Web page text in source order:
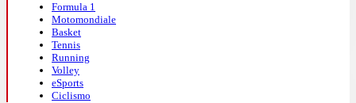
Formula 1
Motomondiale
Basket
Tennis
Running
Volley
eSports
Ciclismo